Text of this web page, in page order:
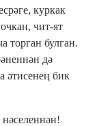
куркак
чит-ят
торган булган.
дә
әтисенең бик